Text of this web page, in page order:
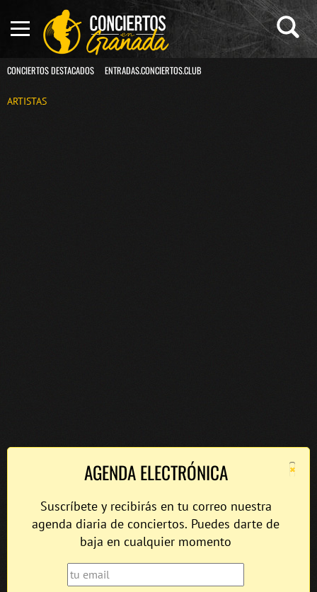
CONCIERTOS DESTACADOS ENTRADAS.CONCIERTOS.CLUB
ARTISTAS
×
AGENDA ELECTRÓNICA
Suscríbete y recibirás en tu correo nuestra
agenda diaria de conciertos. Puedes darte de
baja en cualquier momento